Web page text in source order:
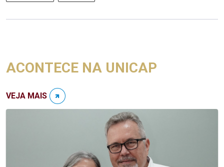
ACONTECE NA UNICAP
VEJA MAIS